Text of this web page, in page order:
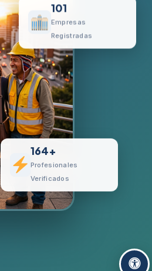
101
Empresas
Registradas
164+